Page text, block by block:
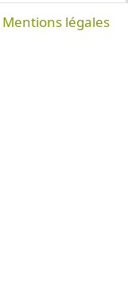
Mentions légales